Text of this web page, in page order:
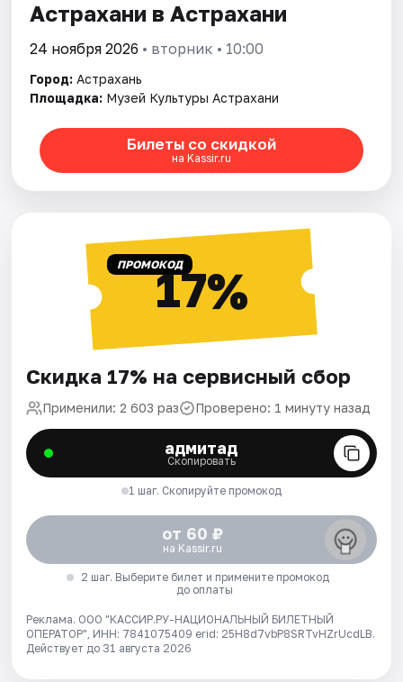
Астрахани в Астрахани
24 ноября 2026 • вторник • 10:00
Город: Астрахань
Площадка: Музей Культуры Астрахани
Билеты со скидкой
на Kassir.ru
ПРОМОКОД17%
Скидка 17% на сервисный сбор
Применили: 2 603 раз Проверено: 1 минуту назад
адмитад
Скопировать
1 шаг. Скопируйте промокод
от 60 ₽
на Kassir.ru
2 шаг. Выберите билет и примените промокод
до оплаты
Реклама. ООО "КАССИР.РУ-НАЦИОНАЛЬНЫЙ БИЛЕТНЫЙ
ОПЕРАТОР", ИНН: 7841075409 erid: 25H8d7vbP8SRTvHZrUcdLB.
Действует до 31 августа 2026